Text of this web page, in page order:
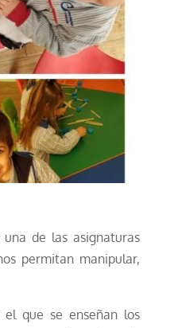
de las asignaturas
permitan manipular,
que se enseñan los